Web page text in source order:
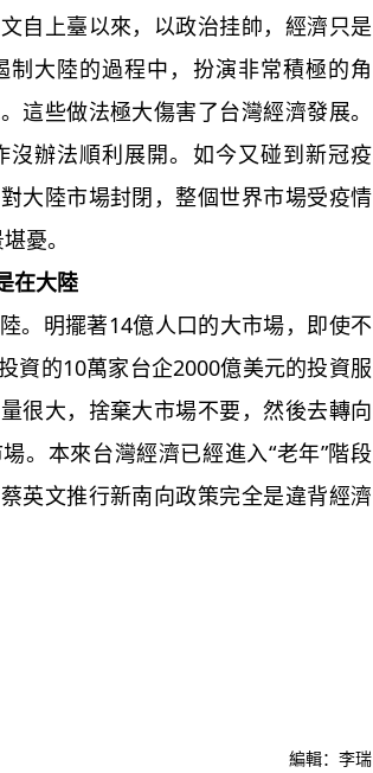
上臺以來，以政治挂帥，經濟只是
大陸的過程中，扮演非常積極的角
這些做法極大傷害了台灣經濟發展。
辦法順利展開。如今又碰到新冠疫
大陸市場封閉，整個世界市場受疫情
憂。
在大陸
明擺著14億人口的大市場，即使不
資的10萬家台企2000億美元的投資服
很大，捨棄大市場不要，然後去轉向
。本來台灣經濟已經進入“老年”階段
英文推行新南向政策完全是違背經濟
編輯：李瑞